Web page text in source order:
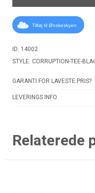
Tilføj til Ønskeskyen
ID: 14002
STYLE: CORRUPTION-TEE-
GARANTI FOR LAVESTE PRIS?
LEVERINGS INFO
Relaterede